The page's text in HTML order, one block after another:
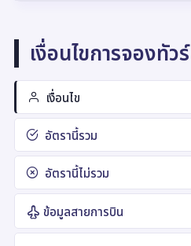
เงื่อนไขการจองทัวร์
เงื่อนไข
อัตรานี้รวม
อัตรานี้ไม่รวม
ข้อมูลสายการบิน